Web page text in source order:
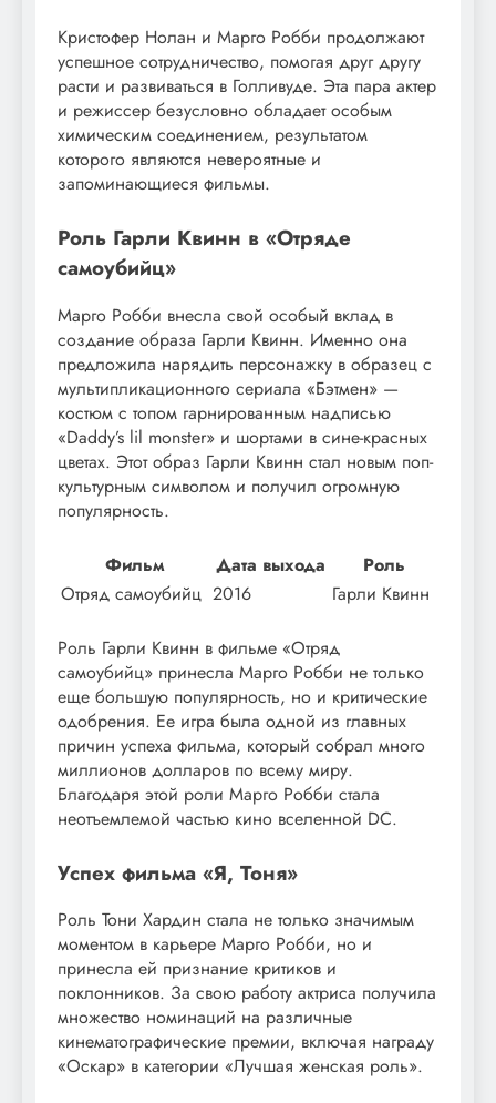
Кристофер Нолан и Марго Робби продолжают
успешное сотрудничество, помогая друг другу
расти и развиваться в Голливуде. Эта пара актер
и режиссер безусловно обладает особым
химическим соединением, результатом
которого являются невероятные и
запоминающиеся фильмы.
Роль Гарли Квинн в «Отряде
самоубийц»
Марго Робби внесла свой особый вклад в
создание образа Гарли Квинн. Именно она
предложила нарядить персонажку в образец с
мультипликационного сериала «Бэтмен» —
костюм с топом гарнированным надписью
«Daddy’s lil monster» и шортами в сине-красных
цветах. Этот образ Гарли Квинн стал новым поп-
культурным символом и получил огромную
популярность.
Фильм Дата выхода
Роль
Отряд самоубийц 2016 Гарли Квинн
Роль Гарли Квинн в фильме «Отряд
самоубийц» принесла Марго Робби не только
еще большую популярность, но и критические
одобрения. Ее игра была одной из главных
причин успеха фильма, который собрал много
миллионов долларов по всему миру.
Благодаря этой роли Марго Робби стала
неотъемлемой частью кино вселенной DC.
Успех фильма «Я, Тоня»
Роль Тони Хардин стала не только значимым
моментом в карьере Марго Робби, но и
принесла ей признание критиков и
поклонников. За свою работу актриса получила
множество номинаций на различные
кинематографические премии, включая награду
«Оскар» в категории «Лучшая женская роль».